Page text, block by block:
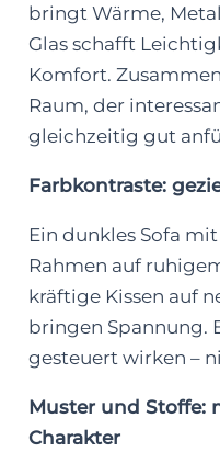
bringt Wärme,
Glas schafft
Komfort.
Raum, der
gleichzeitig gut
Farbkontraste:
Ein dunkles Sofa
Rahmen auf
kräftige Kissen auf
bringen Spannung.
gesteuert wirken –
Muster und Stoffe:
Charakter